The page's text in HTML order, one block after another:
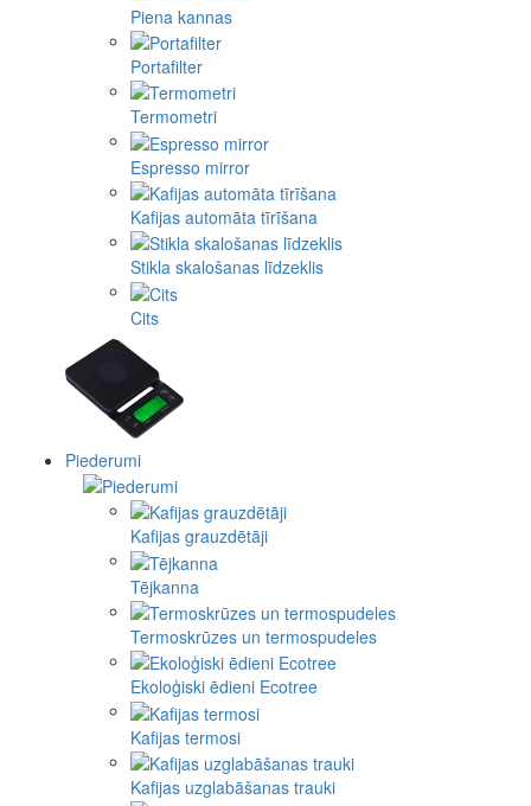
Piena kannas
Portafilter
Termometri
Espresso mirror
Kafijas automāta tīrīšana
Stikla skalošanas līdzeklis
Cits
Piederumi
Kafijas grauzdētāji
Tējkanna
Termoskrūzes un termospudeles
Ekoloģiski ēdieni Ecotree
Kafijas termosi
Kafijas uzglabāšanas trauki